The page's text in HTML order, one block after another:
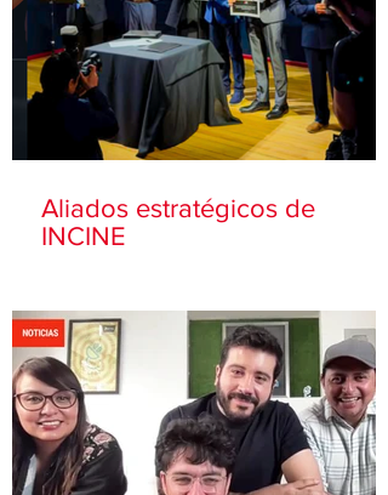
Aliados estratégicos de
INCINE